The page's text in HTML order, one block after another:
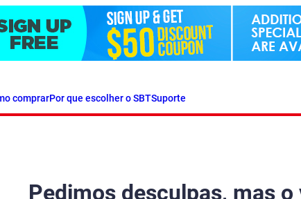
comprarPor que escolher o SBTSuporte
Pedimos desculpas, mas